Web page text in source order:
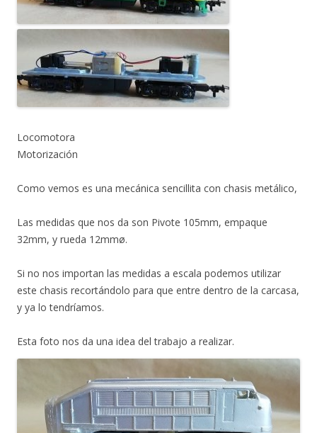
Locomotora
Motorización
Como vemos es una mecánica sencillita con chasis metálico,
Las medidas que nos da son Pivote 105mm, empaque
32mm, y rueda 12mmø.
Si no nos importan las medidas a escala podemos utilizar
este chasis recortándolo para que entre dentro de la carcasa,
y ya lo tendríamos.
Esta foto nos da una idea del trabajo a realizar.